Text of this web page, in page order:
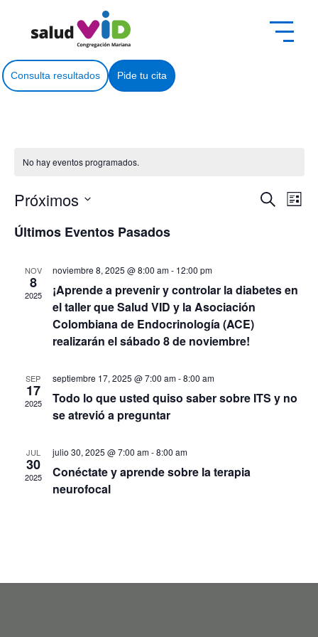
Consulta resultados Pide tu cita
No hay eventos programados.
y
Buscar
Lista
Próximos
la
fecha.
Últimos Eventos Pasados
NOV
8
2025
noviembre 8, 2025 @ 8:00 am- 12:00 pm
¡Aprende a prevenir y controlar la diabetes en
el taller que Salud VID y la Asociación
Colombiana de Endocrinología (ACE)
realizarán el sábado 8 de noviembre!
SEP
17
2025
septiembre 17, 2025 @ 7:00 am-8:00 am
Todo lo que usted quiso saber sobre ITS y no
se atrevió a preguntar
JUL
30
2025
julio 30, 2025 @ 7:00 am-8:00 am
Conéctate y aprende sobre la terapia
neurofocal